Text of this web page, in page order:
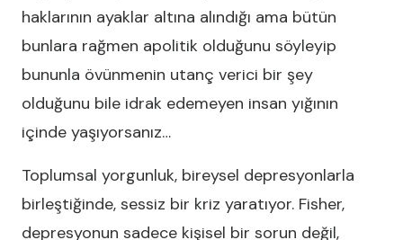
haklarının ayaklar altına alındığı ama bütün
bunlara rağmen apolitik olduğunu söyleyip
bununla övünmenin utanç verici bir şey
olduğunu bile idrak edemeyen insan yığının
içinde yaşıyorsanız…
Toplumsal yorgunluk, bireysel depresyonlarla
birleştiğinde, sessiz bir kriz yaratıyor. Fisher,
depresyonun sadece kişisel bir sorun değil,